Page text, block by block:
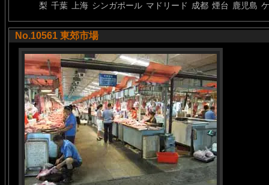
梨 千葉 上海 シンガポール マドリード 成都 煙台 鹿児島
No.10561 東郊市場